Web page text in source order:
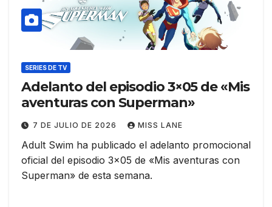
SERIES DE TV
Adelanto del episodio 3×05 de «Mis
aventuras con Superman»
7 DE JULIO DE 2026 MISS LANE
Adult Swim ha publicado el adelanto promocional
oficial del episodio 3×05 de «Mis aventuras con
Superman» de esta semana.